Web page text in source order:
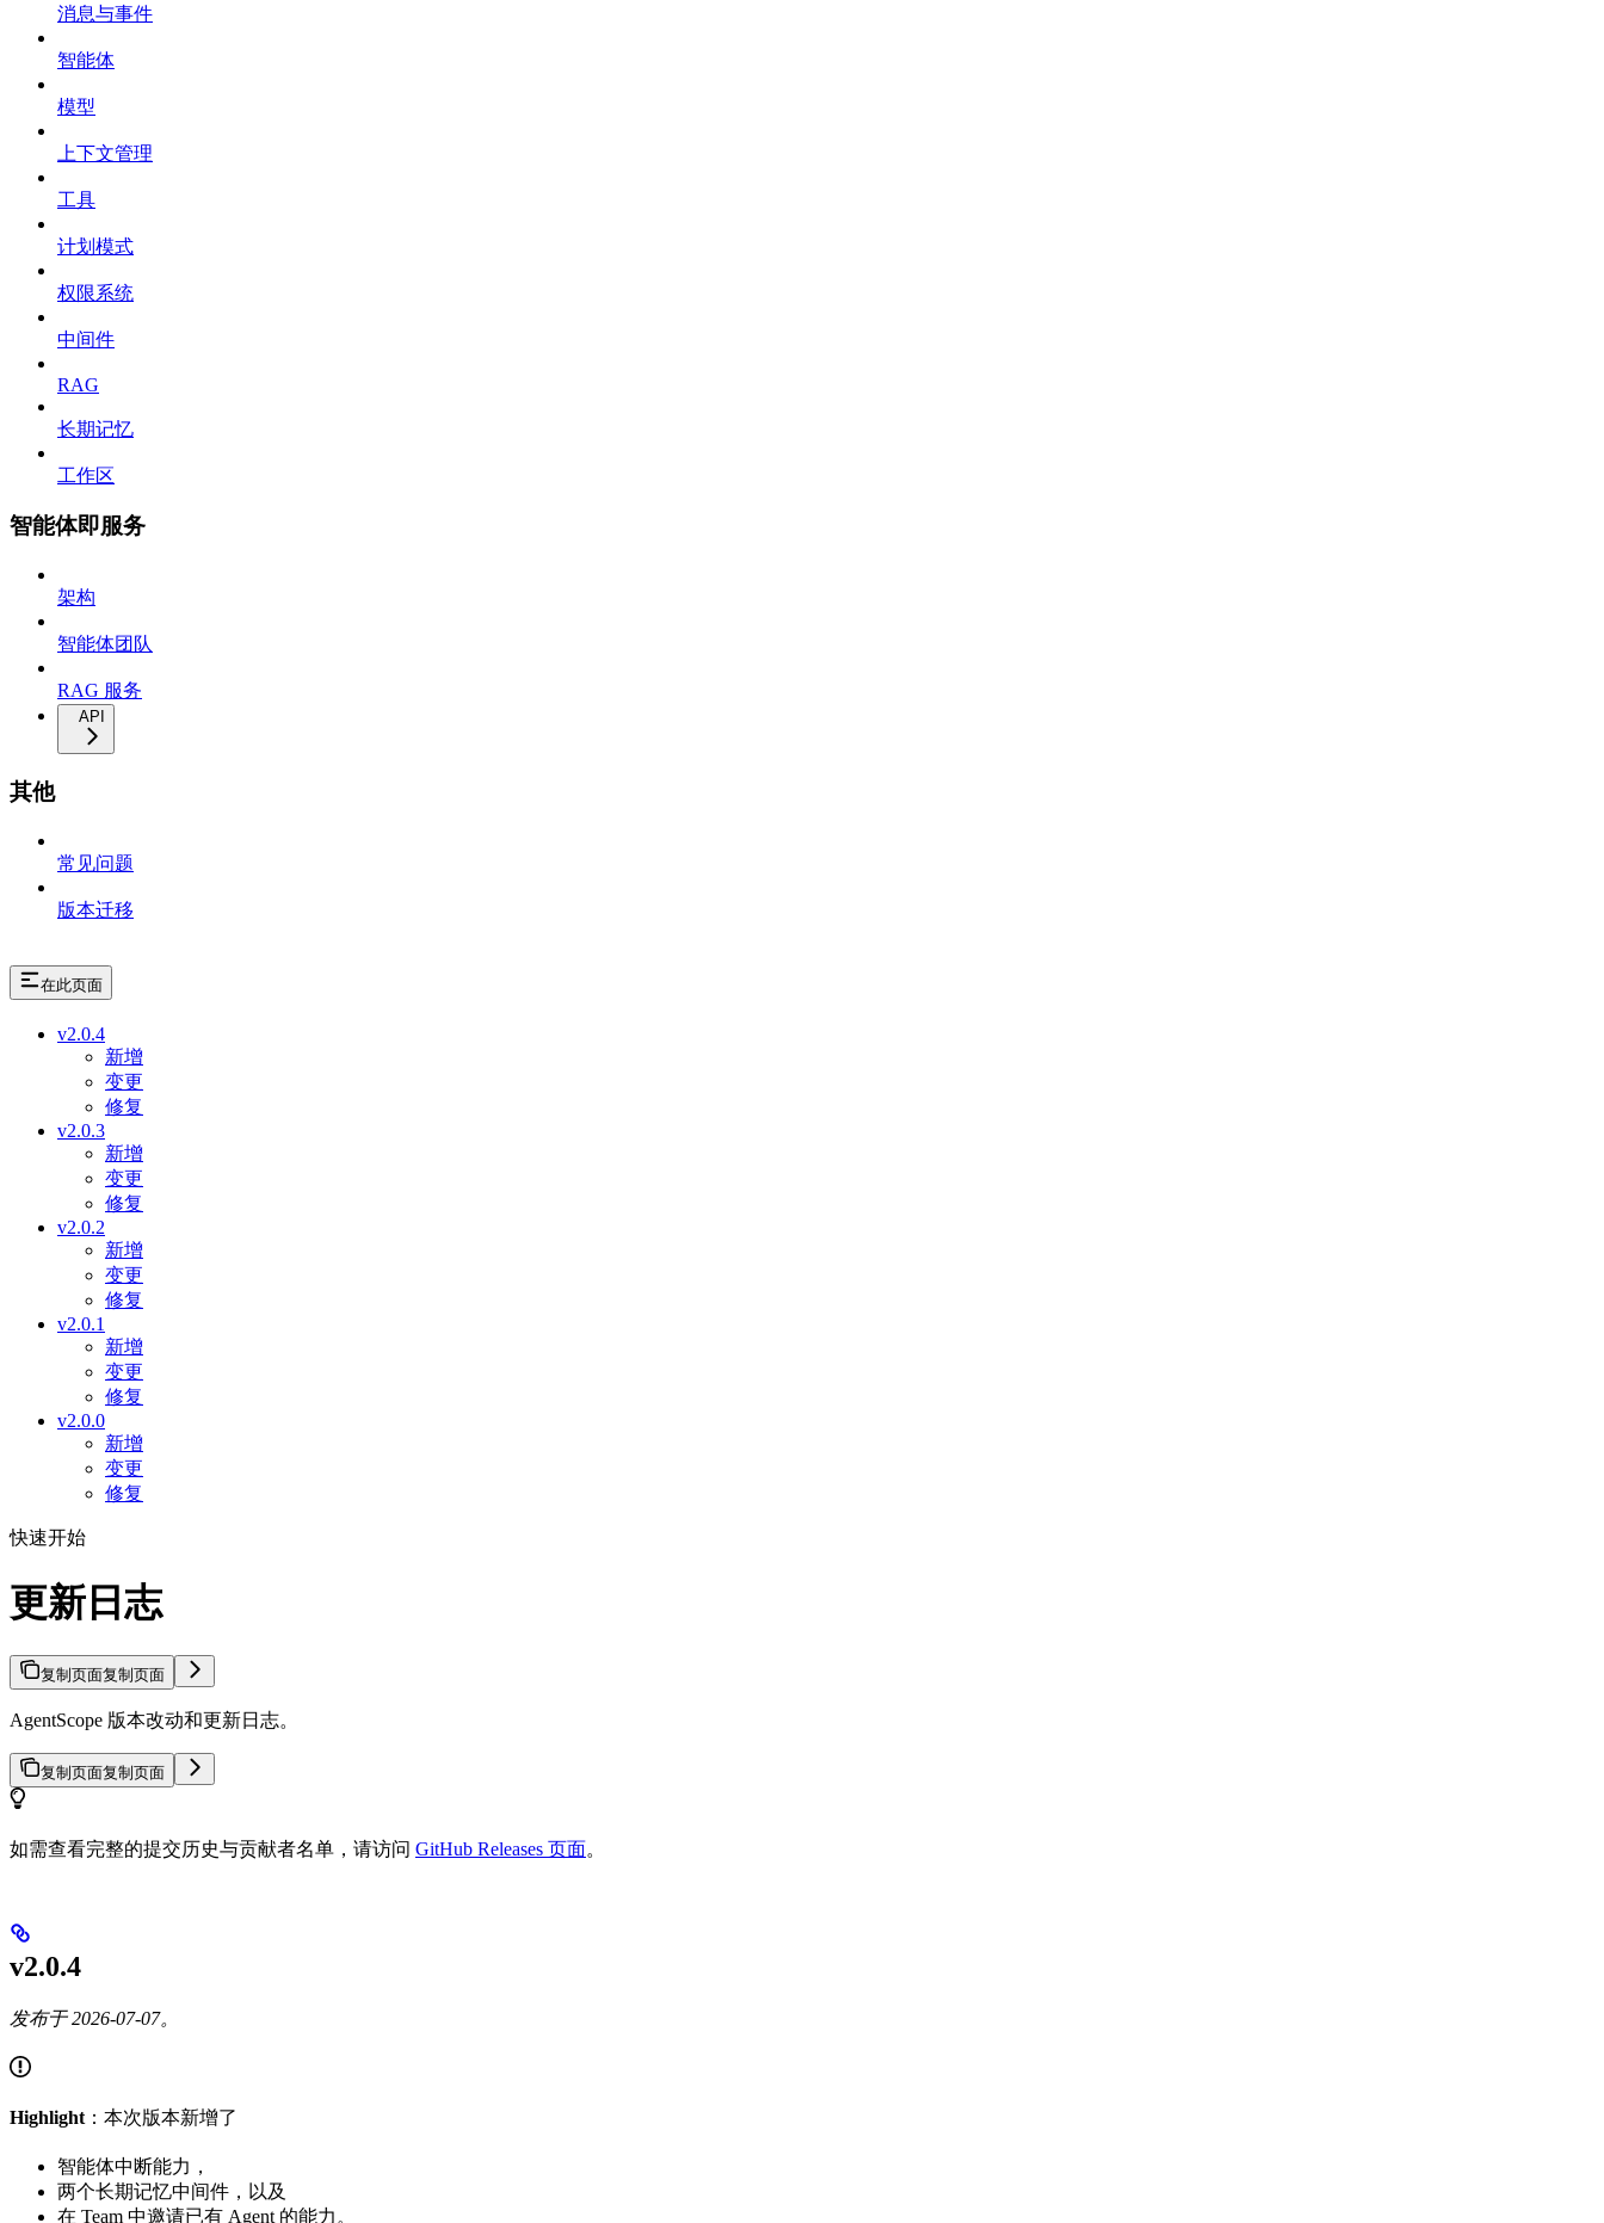
消息与事件
智能体
模型
上下文管理
工具
计划模式
权限系统
中间件
RAG
长期记忆
工作区
智能体即服务
架构
智能体团队
RAG 服务
API
其他
常见问题
版本迁移
在此页面
v2.0.4
新增
变更
修复
v2.0.3
新增
变更
修复
v2.0.2
新增
变更
修复
v2.0.1
新增
变更
修复
v2.0.0
新增
变更
修复
快速开始
更新日志
复制页面复制页面
AgentScope 版本改动和更新日志。
复制页面复制页面
如需查看完整的提交历史与贡献者名单，请访问 GitHub Releases 页面。
v2.0.4
发布于 2026-07-07。
Highlight ：本次版本新增了
智能体中断能力，
两个长期记忆中间件，以及
在 Team 中邀请已有 Agent 的能力。